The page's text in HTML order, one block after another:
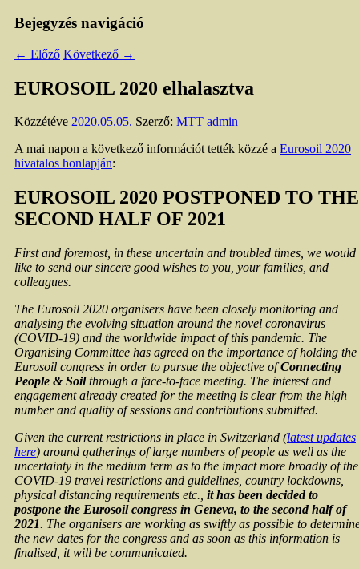
Bejegyzés navigáció
← Előző Következő →
EUROSOIL 2020 elhalasztva
Közzétéve 2020.05.05. Szerző: MTT admin
A mai napon a következő információt tették közzé a Eurosoil 2020
hivatalos honlapján:
EUROSOIL 2020 POSTPONED TO THE
SECOND HALF OF 2021
First and foremost, in these uncertain and troubled times, we would
like to send our sincere good wishes to you, your families, and
colleagues.
The Eurosoil 2020 organisers have been closely monitoring and
analysing the evolving situation around the novel coronavirus
(COVID-19) and the worldwide impact of this pandemic. The
Organising Committee has agreed on the importance of holding the
Eurosoil congress in order to pursue the objective ofConnecting
People & Soilthrough a face-to-face meeting. The interest and
engagement already created for the meeting is clear from the high
number and quality of sessions and contributions submitted.
Given the current restrictions in place in Switzerland (latest updates
here) around gatherings of large numbers of people as well as the
uncertainty in the medium term as to the impact more broadly of the
COVID-19 travel restrictions and guidelines, country lockdowns,
physical distancing requirements etc., it has been decided to
postpone the Eurosoil congress in Geneva, to the second half of
2021. The organisers are working as swiftly as possible to
the new dates for the congress and as soon as this information is
finalised, it will be communicated.